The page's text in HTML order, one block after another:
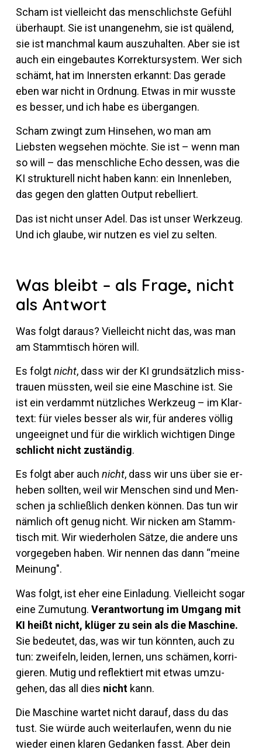
Scham ist viel­leicht das mensch­lichste Ge­fühl
über­haupt. Sie ist un­an­ge­nehm, sie ist quä­lend,
sie ist manchmal kaum aus­zu­halten. Aber sie ist
auch ein ein­ge­bautes Kor­rek­tur­system. Wer sich
schämt, hat im In­nersten er­kannt: Das ge­rade
eben war nicht in Ord­nung. Etwas in mir wusste
es besser, und ich habe es übergangen.
Scham zwingt zum Hin­sehen, wo man am
Liebsten weg­sehen möchte. Sie ist – wenn man
so will – das mensch­liche Echo dessen, was die
KI struk­tu­rell nicht haben kann: ein In­nen­leben,
das gegen den glatten Output rebelliert.
Das ist nicht unser Adel. Das ist unser Werk­zeug.
Und ich glaube, wir nutzen es viel zu selten.
Was bleibt – als Frage, nicht
als Antwort
Was folgt daraus? Viel­leicht nicht das, was man
am Stamm­tisch hören will.
Es folgtnicht, dass wir der KI grund­sätz­lich miss­
trauen müssten, weil sie eine Ma­schine ist. Sie
ist ein ver­dammt nütz­li­ches Werk­zeug – im Klar­
text: für vieles besser als wir, für an­deres völlig
un­ge­eignet und für die wirk­lich wich­tigen Dinge
schlicht nicht zu­ständig.
Es folgt aber auchnicht, dass wir uns über sie er­
heben sollten, weil wir Men­schen sind und Men­
schen ja schließ­lich denken können. Das tun wir
näm­lich oft genug nicht. Wir ni­cken am Stamm­
tisch mit. Wir wie­der­holen Sätze, die an­dere uns
vor­ge­geben haben. Wir nennen das dann “meine
Meinung".
Was folgt, ist eher eine Ein­la­dung. Viel­leicht sogar
eine Zu­mu­tung.Ver­ant­wor­tung im Um­gang mit
KI heißt nicht, klüger zu sein als die Ma­schine.
Sie be­deutet, das, was wir tun könnten, auch zu
tun: zwei­feln, leiden, lernen, uns schämen, kor­ri­
gieren. Mutig und re­flek­tiert mit etwas um­zu­
gehen, das all dies nicht kann.
Die Ma­schine wartet nicht darauf, dass du das
tust. Sie würde auch wei­ter­laufen, wenn du nie
wieder einen klaren Ge­danken fasst. Aber dein